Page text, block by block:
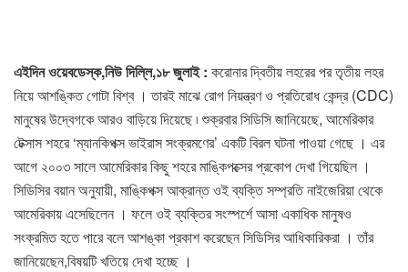
এইদিন ওয়েবডেস্ক,নিউ দিল্লি,১৮ জুলাই : করোনার দ্বিতীয় লহরের পর তৃতীয় লহর
নিয়ে আশঙ্কিত গোটা বিশ্ব । তারই মাঝে রোগ নিয়ন্ত্রণ ও প্রতিরোধ কেন্দ্র (CDC)
মানুষের উদ্বেগকে আরও বাড়িয়ে দিয়েছে ৷ শুক্রবার সিডিসি জানিয়েছে, আমেরিকার
টেক্সাস শহরে ‘ম্যানকিপক্স ভাইরাস সংক্রমণের’ একটি বিরল ঘটনা পাওয়া গেছে । এর
আগে ২০০৩ সালে আমেরিকার কিছু শহরে মাঙ্কিপক্সের প্রকোপ দেখা গিয়েছিল ।
সিডিসির বয়ান অনুযায়ী, মাঙ্কিপক্স আক্রান্ত ওই ব্যক্তি সম্প্রতি নাইজেরিয়া থেকে
আমেরিকায় এসেছিলেন । ফলে ওই ব্যক্তির সংস্পর্শে আসা একাধিক মানুষও
সংক্রমিত হতে পারে বলে আশঙ্কা প্রকাশ করেছেন সিডিসির আধিকারিকরা । তাঁর
জানিয়েছেন,বিষয়টি খতিয়ে দেখা হচ্ছে ।